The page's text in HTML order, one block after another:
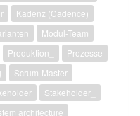
Kadenz (Cadence)
Modul-Team
Produktion_
Prozesse
Scrum-Master
Stakeholder_
architecture